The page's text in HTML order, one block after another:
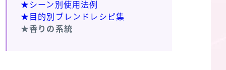
★シーン別使用法例
★目的別ブレンドレシピ集
★香りの系統